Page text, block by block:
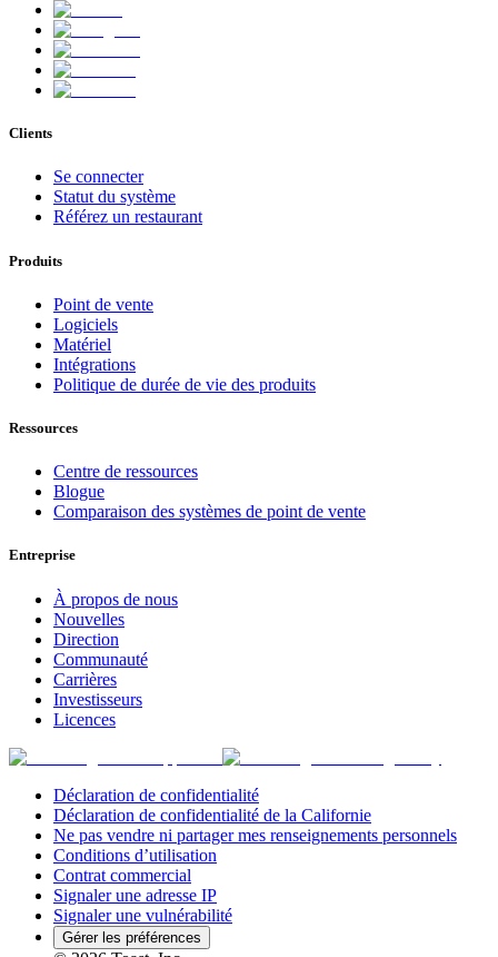
Clients
Se connecter
Statut du système
Référez un restaurant
Produits
Point de vente
Logiciels
Matériel
Intégrations
Politique de durée de vie des produits
Ressources
Centre de ressources
Blogue
Comparaison des systèmes de point de vente
Entreprise
À propos de nous
Nouvelles
Direction
Communauté
Carrières
Investisseurs
Licences
Déclaration de confidentialité
Déclaration de confidentialité de la Californie
Ne pas vendre ni partager mes renseignements personnels
Conditions d’utilisation
Contrat commercial
Signaler une adresse IP
Signaler une vulnérabilité
Gérer les préférences